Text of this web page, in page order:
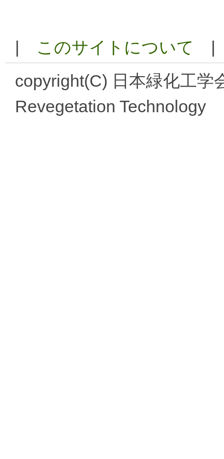
| このサイトについて
copyright(C) 日本緑化工学
Revegetation Technology